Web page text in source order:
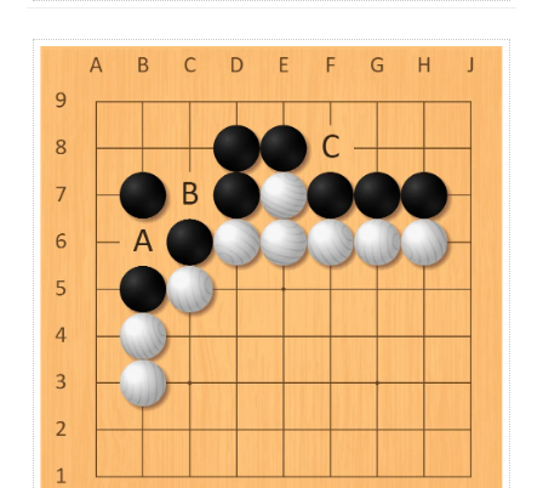
B 點 ❌
這裡其實是虎口，